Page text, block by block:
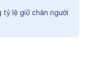
tỷ lệ giữ chân người